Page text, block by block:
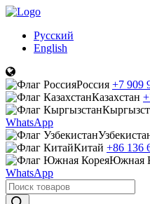
Русский
English
Россия +7 909
Казахстан
WhatsApp
Китай +86 136
Южная
WhatsApp
Поиск
товаров